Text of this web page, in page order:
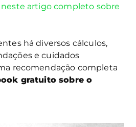
neste artigo completo sobre
há diversos cálculos,
e cuidados
recomendação completa
gratuito sobre o